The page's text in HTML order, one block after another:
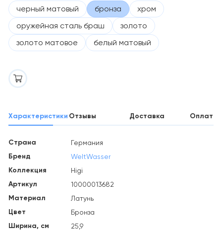
черный матовый бронза
хром
оружейная сталь браш
золото
золото матовое
белый матовый
Характеристики Отзывы Доставка Оплата
Страна Германия
Бренд WeltWasser
Коллекция Higi
Артикул 10000013682
Материал Латунь
Цвет Бронза
Ширина, см 25,9